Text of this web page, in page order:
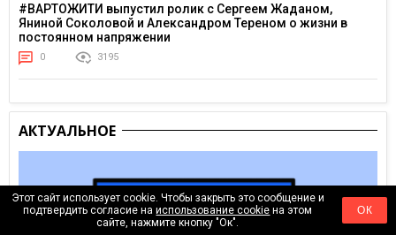
#ВАРТОЖИТИ выпустил ролик с Сергеем Жаданом,
Яниной Соколовой и Александром Тереном о жизни в
постоянном напряжении
0 3195
АКТУАЛЬНОЕ
Этот сайт использует cookie. Чтобы закрыть это сообщение и
подтвердить согласие наиспользование cookie на этом
сайте, нажмите кнопку "Ок".
ОК